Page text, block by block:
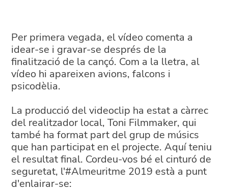
Per primera vegada, el vídeo comenta a
idear-se i gravar-se després de la
finalització de la cançó. Com a la lletra, al
vídeo hi apareixen avions, falcons i
psicodèlia.
La producció del videoclip ha estat a càrrec
del realitzador local, Toni Filmmaker, qui
també ha format part del grup de músics
que han participat en el projecte. Aquí teniu
el resultat final. Cordeu-vos bé el cinturó de
seguretat, l'#Almeuritme 2019 està a punt
d'enlairar-se: